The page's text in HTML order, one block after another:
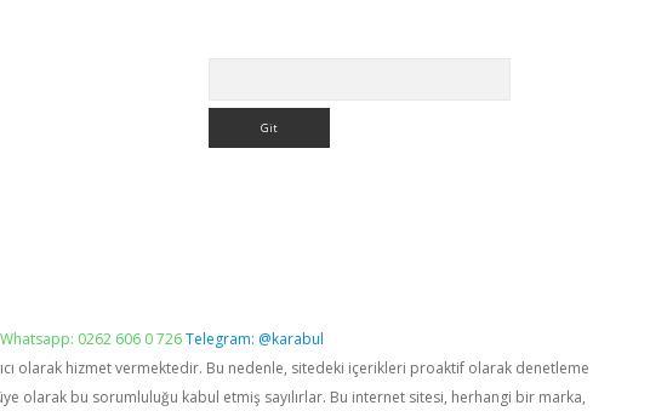
Whatsapp: 0262 606 0 726Telegram: @karabul
olarak hizmet vermektedir. Bu nedenle, sitedeki içerikleri proaktif olarak denetleme
olarak bu sorumluluğu kabul etmiş sayılırlar. Bu internet sitesi, herhangi bir marka,